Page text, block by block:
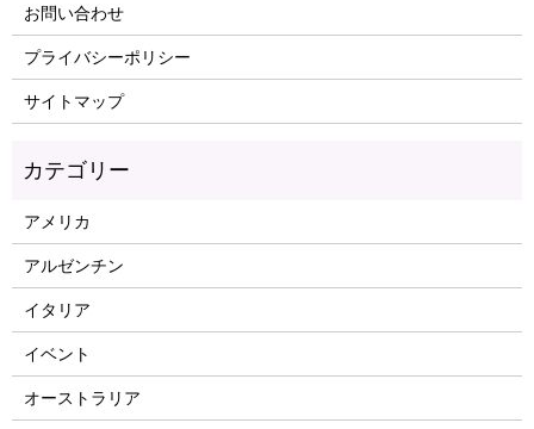
お問い合わせ
プライバシーポリシー
サイトマップ
アメリカ
アルゼンチン
イタリア
イベント
オーストラリア